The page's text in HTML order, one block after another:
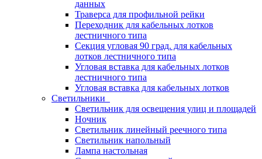
данных
Траверса для профильной рейки
Переходник для кабельных лотков
лестничного типа
Секция угловая 90 град. для кабельных
лотков лестничного типа
Угловая вставка для кабельных лотков
лестничного типа
Угловая вставка для кабельных лотков
Светильники
Светильник для освещения улиц и площадей
Ночник
Светильник линейный реечного типа
Светильник напольный
Лампа настольная